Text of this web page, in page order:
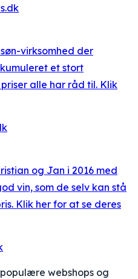
virksomhed der
et stort
alle har råd til. Klik
og Jan i 2016 med
vin, som de selv kan stå
Klik her for at se deres
webshops og